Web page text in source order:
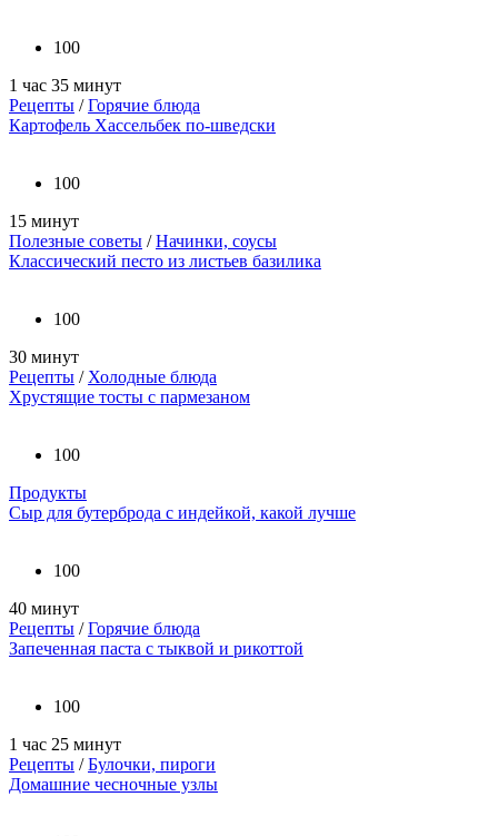
100
1 час 35 минут
Рецепты /Горячие блюда
Картофель Хассельбек по-шведски
100
15 минут
Полезные советы /Начинки, соусы
Классический песто из листьев базилика
100
30 минут
Рецепты / Холодные блюда
Хрустящие тосты с пармезаном
100
Продукты
Сыр для бутерброда с индейкой, какой лучше
100
40 минут
Рецепты /Горячие блюда
Запеченная паста с тыквой и рикоттой
100
1 час 25 минут
Рецепты /Булочки, пироги
Домашние чесночные узлы